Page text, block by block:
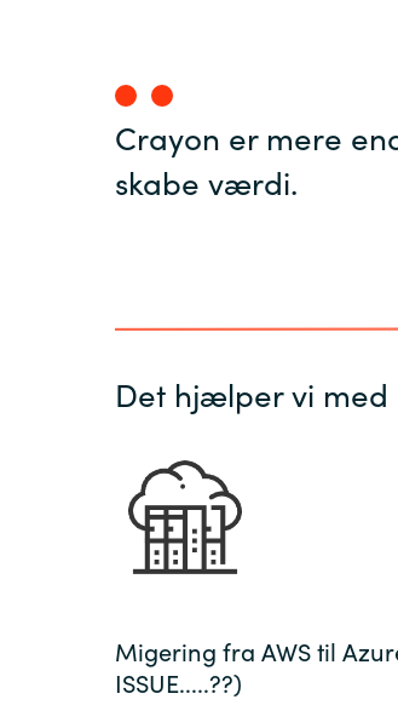
Crayon er mere
skabe værdi.
Det hjælper vi med
Migering fra AWS til
ISSUE.....??)